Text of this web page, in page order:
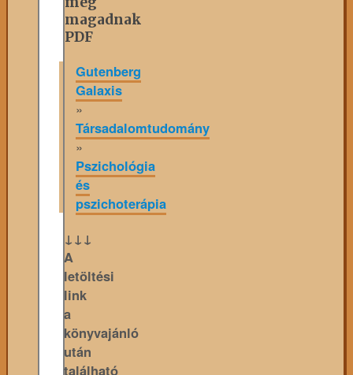
magadnak
PDF
Gutenberg
Galaxis
»
Társadalomtudomány
»
Pszichológia
és
pszichoterápia
↓↓↓
A
letöltési
link
a
könyvajánló
után
található